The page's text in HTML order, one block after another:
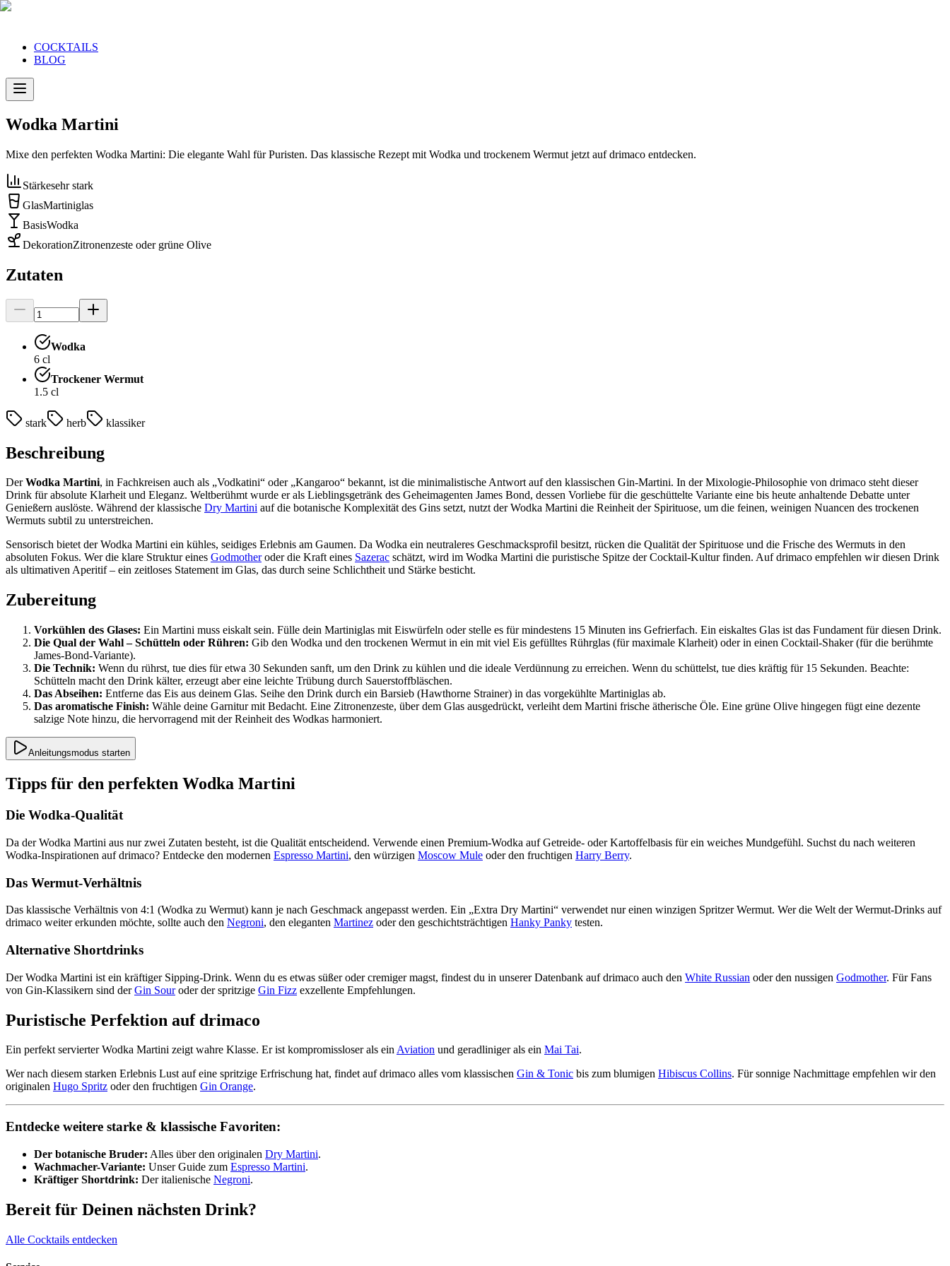
COCKTAILS
BLOG
Wodka Martini
Mixe den perfekten Wodka Martini: Die elegante Wahl für Puristen. Das klassische Rezept mit Wodka und trockenem Wermut jetzt auf drimaco entdecken.
Stärkesehr stark
GlasMartiniglas
BasisWodka
DekorationZitronenzeste oder grüne Olive
Zutaten
Wodka
6 cl
Trockener Wermut
1.5 cl
stark herb klassiker
Beschreibung
DerWodka Martini, in Fachkreisen auch als „Vodkatini“ oder „Kangaroo“ bekannt, ist die minimalistische Antwort auf den klassischen Gin-Martini. In der Mixologie-Philosophie von drimaco steht dieser
Drink für absolute Klarheit und Eleganz. Weltberühmt wurde er als Lieblingsgetränk des Geheimagenten James Bond, dessen Vorliebe für die geschüttelte Variante eine bis heute anhaltende Debatte unter
Genießern auslöste. Während der klassische Dry Martini auf die botanische Komplexität des Gins setzt, nutzt der Wodka Martini die Reinheit der Spirituose, um die feinen, weinigen Nuancen des trockenen
Wermuts subtil zu unterstreichen.
Sensorisch bietet der Wodka Martini ein kühles, seidiges Erlebnis am Gaumen. Da Wodka ein neutraleres Geschmacksprofil besitzt, rücken die Qualität der Spirituose und die Frische des Wermuts in den
absoluten Fokus. Wer die klare Struktur eines Godmotheroder die Kraft eines Sazerac schätzt, wird im Wodka Martini die puristische Spitze der Cocktail-Kultur finden. Auf drimaco empfehlen wir diesen Drink
als ultimativen Aperitif – ein zeitloses Statement im Glas, das durch seine Schlichtheit und Stärke besticht.
Zubereitung
Vorkühlen des Glases: Ein Martini muss eiskalt sein. Fülle dein Martiniglas mit Eiswürfeln oder stelle es für mindestens 15 Minuten ins Gefrierfach. Ein eiskaltes Glas ist das Fundament für diesen Drink.
Die Qual der Wahl – Schütteln oder Rühren: Gib den Wodka und den trockenen Wermut in ein mit viel Eis gefülltes Rührglas (für maximale Klarheit) oder in einen Cocktail-Shaker (für die berühmte
James-Bond-Variante).
Die Technik: Wenn du rührst, tue dies für etwa 30 Sekunden sanft, um den Drink zu kühlen und die ideale Verdünnung zu erreichen. Wenn du schüttelst, tue dies kräftig für 15 Sekunden. Beachte:
Schütteln macht den Drink kälter, erzeugt aber eine leichte Trübung durch Sauerstoffbläschen.
Das Abseihen: Entferne das Eis aus deinem Glas. Seihe den Drink durch ein Barsieb (Hawthorne Strainer) in das vorgekühlte Martiniglas ab.
Das aromatische Finish: Wähle deine Garnitur mit Bedacht. Eine Zitronenzeste, über dem Glas ausgedrückt, verleiht dem Martini frische ätherische Öle. Eine grüne Olive hingegen fügt eine dezente
salzige Note hinzu, die hervorragend mit der Reinheit des Wodkas harmoniert.
Anleitungsmodus starten
Tipps für den perfekten Wodka Martini
Die Wodka-Qualität
Da der Wodka Martini aus nur zwei Zutaten besteht, ist die Qualität entscheidend. Verwende einen Premium-Wodka auf Getreide- oder Kartoffelbasis für ein weiches Mundgefühl. Suchst du nach weiteren
Wodka-Inspirationen auf drimaco? Entdecke den modernen Espresso Martini, den würzigen Moscow Mule oder den fruchtigen Harry Berry.
Das Wermut-Verhältnis
Das klassische Verhältnis von 4:1 (Wodka zu Wermut) kann je nach Geschmack angepasst werden. Ein „Extra Dry Martini“ verwendet nur einen winzigen Spritzer Wermut. Wer die Welt der Wermut-Drinks auf
drimaco weiter erkunden möchte, sollte auch den Negroni, den eleganten Martinez oder den geschichtsträchtigen Hanky Panky testen.
Alternative Shortdrinks
Der Wodka Martini ist ein kräftiger Sipping-Drink. Wenn du es etwas süßer oder cremiger magst, findest du in unserer Datenbank auf drimaco auch den White Russian oder den nussigen Godmother. Für Fans
von Gin-Klassikern sind derGin Souroder der spritzige Gin Fizz exzellente Empfehlungen.
Puristische Perfektion auf drimaco
Ein perfekt servierter Wodka Martini zeigt wahre Klasse. Er ist kompromissloser als einAviation und geradliniger als ein Mai Tai.
Wer nach diesem starken Erlebnis Lust auf eine spritzige Erfrischung hat, findet auf drimaco alles vom klassischen Gin & Tonic bis zum blumigen Hibiscus Collins. Für sonnige Nachmittage empfehlen wir den
originalen Hugo Spritz oder den fruchtigen Gin Orange.
Entdecke weitere starke & klassische Favoriten:
Der botanische Bruder: Alles über den originalen Dry Martini.
Wachmacher-Variante: Unser Guide zum Espresso Martini.
Kräftiger Shortdrink: Der italienische Negroni.
Bereit für Deinen nächsten Drink?
Alle Cocktails entdecken